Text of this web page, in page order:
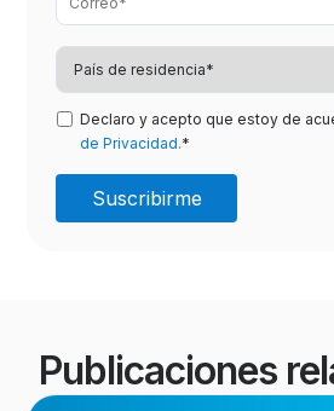
Declaro y acepto que estoy de
de Privacidad.*
Publicaciones